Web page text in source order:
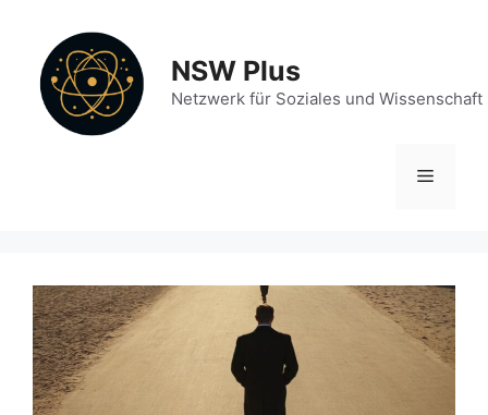
springen
NSW Plus
Netzwerk für Soziales und Wissenschaft
Menü